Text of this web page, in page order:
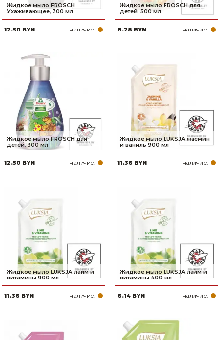
Жидкое мыло FROSCH
Ухаживающее, 300 мл
12.50 BYN наличие:
Жидкое мыло FROSCH для
детей, 500 мл
8.28 BYN наличие:
Жидкое мыло FROSCH для
детей, 300 мл
12.50 BYN наличие:
Жидкое мыло LUKSJA жасмин
и ваниль 900 мл
11.36 BYN наличие:
Жидкое мыло LUKSJA лайм и
витамины 900 мл
11.36 BYN наличие:
Жидкое мыло LUKSJA лайм и
витамины 400 мл
6.14 BYN наличие: